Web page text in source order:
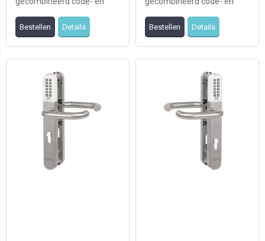
kaartleesbeslag welke
eenvoudig op mech ...
Bestellen Details
kaartleesbeslag welke
eenvoudig op mech ...
Bestellen Details